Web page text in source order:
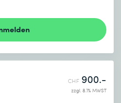
CHF 900.-
zzgl. 8.1% MWST